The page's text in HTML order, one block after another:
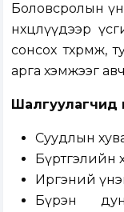
Боловсролын
нөхцөлүүдээр
сонсох
арга хэмжээг
Шалгуулагчид
Суудлын
Бүртгэлийн
Иргэний
Бүрэн